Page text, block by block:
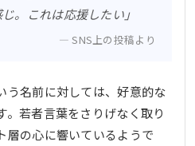
。これは応援したい」
SNS上の投稿より
う名前に対しては、好意的な
。若者言葉をさりげなく取り
層の心に響いているようで